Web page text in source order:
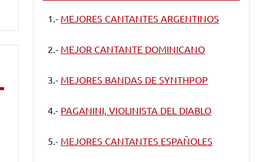
1.- MEJORES CANTANTES ARGENTINOS
2.- MEJOR CANTANTE DOMINICANO
3.- MEJORES BANDAS DE SYNTHPOP
4.- PAGANINI, VIOLINISTA DEL DIABLO
5.- MEJORES CANTANTES ESPAÑOLES